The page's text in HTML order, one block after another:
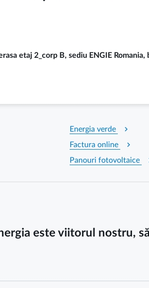
etaj 2_corp B, sediu ENGIE
Energia verde chevron_right
Factura online chevron_right
Panouri fotovoltaice
este viitorul nostru,